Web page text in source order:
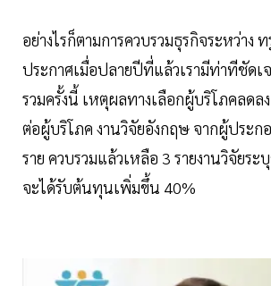
อย่างไรก็ตามการควบรวมธุรกิจระหว่าง
ประกาศเมื่อปลายปีที่แล้วเรามีท่าทีชัดเ
รวมครั้งนี้ เหตุผลทางเลือกผู้บริโภคลดล
ต่อผู้บริโภค งานวิจัยอังกฤษ จากผู้ประก
ราย ควบรวมแล้วเหลือ 3 รายงานวิจัยร
จะได้รับต้นทุนเพิ่มขึ้น 40%